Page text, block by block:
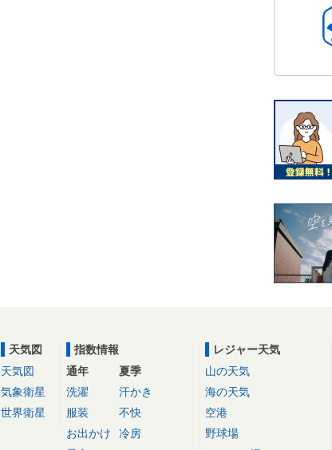
天気図
天気図
気象衛星
世界衛星
指数情報
通年
洗濯
服装
お出かけ
夏季
汗かき
不快
冷房
レジャー天気
山の天気
海の天気
空港
野球場